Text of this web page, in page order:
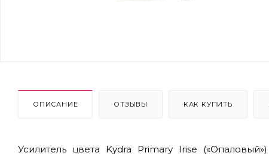
ОПИСАНИЕ ОТЗЫВЫ КАК КУПИТЬ
Усилитель цвета Kydra Primary Irise